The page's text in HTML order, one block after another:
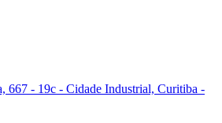
667 - 19c - Cidade Industrial, Curitiba -